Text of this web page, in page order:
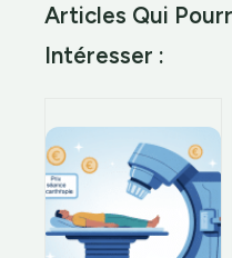
Articles Qui
Intéresser :